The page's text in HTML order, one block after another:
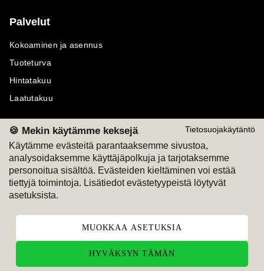
Tietosuojakäytäntö
🍪 Mekin käytämme keksejä
Käytämme evästeitä parantaaksemme sivustoa,
analysoidaksemme käyttäjäpolkuja ja tarjotaksemme
personoitua sisältöä. Evästeiden kieltäminen voi estää
tiettyjä toimintoja. Lisätiedot evästetyypeistä löytyvät
asetuksista.
MUOKKAA ASETUKSIA
HYVÄKSYN TÄMÄN
Palvelut
Kokoaminen ja asennus
Tuoteturva
Hintatakuu
Laatutakuu
Maksutavat
M
Seuraa meitä